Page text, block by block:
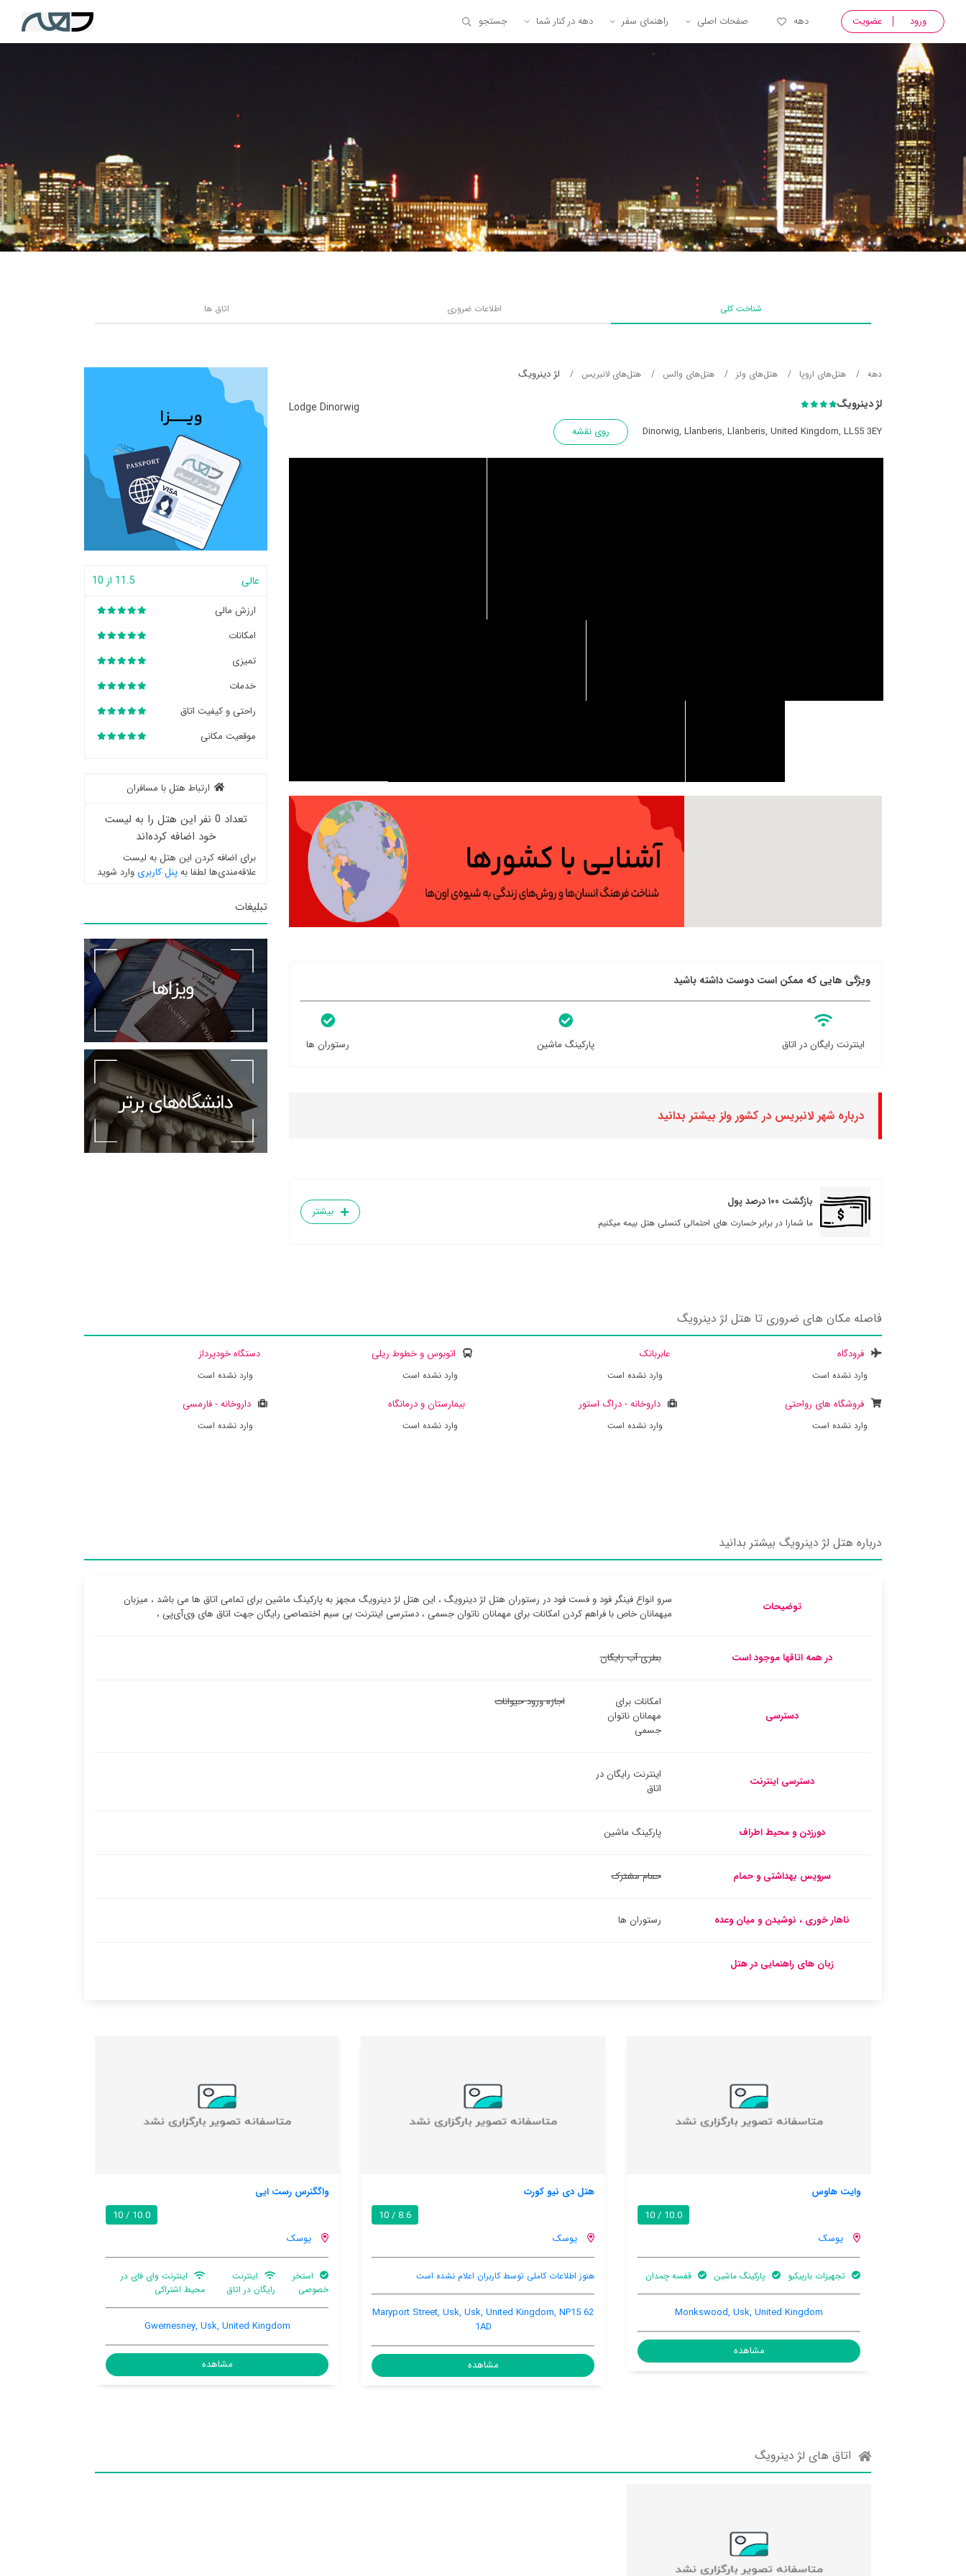
ورود عضویت دهه صفحات اصلی راهنمای سفر دهه در کنار شما جستجو
شناخت کلی اطلاعات ضروری اتاق ها
دهه هتل‌های اروپا هتل‌های ولز هتل‌های والس هتل‌های لانبریس لژ دینرویگ
لژ دینرویگ Lodge Dinorwig
Dinorwig, Llanberis, Llanberis, United Kingdom, LL55 3EY روی نقشه
ویژگی هایی که ممکن است دوست داشته باشید
اینترنت رایگان در اتاق پارکینگ ماشین رستوران ها
درباره شهر لانبریس در کشور ولز بیشتر بدانید
بازگشت ۱۰۰ درصد پول
ما شمارا در برابر خسارت های احتمالی کنسلی هتل بیمه میکنیم
بیشتر
عالی 11.5 از 10
ارزش مالی
امکانات
تمیزی
خدمات
راحتی و کیفیت اتاق
موقعیت مکانی
ارتباط هتل با مسافران
تعداد 0 نفر این هتل را به لیست
خود اضافه کرده‌اند
برای اضافه کردن این هتل به لیست
علاقه‌مندی‌ها لطفا بهپنل کاربری وارد شوید
تبلیغات
فاصله مکان های ضروری تا هتل لژ دینرویگ
فرودگاه
وارد نشده است
عابربانک
وارد نشده است
اتوبوس و خطوط ریلی
وارد نشده است
دستگاه خودپرداز
وارد نشده است
فروشگاه های رواحتی
وارد نشده است
داروخانه - دراگ استور
وارد نشده است
بیمارستان و درمانگاه
وارد نشده است
داروخانه - فارمسی
وارد نشده است
درباره هتل لژ دینرویگ بیشتر بدانید
توضیحات
سرو انواع فینگر فود و فست فود در رستوران هتل لژ دینرویگ ، این هتل لژ دینرویگ مجهز به پارکینگ ماشین برای تمامی اتاق ها می باشد ، میزبان
میهمانان خاص با فراهم کردن امکانات برای مهمانان ناتوان جسمی ، دسترسی اینترنت بی سیم اختصاصی رایگان جهت اتاق های وی‌آی‌پی ،
در همه اتاقها موجود است بطری آب رایگان
دسترسی
امکانات برای
مهمانان ناتوان
جسمی
اجازه ورود حیوانات
دسترسی اینترنت
اینترنت رایگان در
اتاق
دورزدن و محیط اطراف پارکینگ ماشین
سرویس بهداشتی و حمام حمام مشترک
ناهار خوری ، نوشیدن و میان وعده رستوران ها
زبان های راهنمایی در هتل
قفسه چمدان هنوز اطلاعات کاملی توسط کاربران اعلام نشده است
62 Maryport Street, Usk, Usk, United Kingdom, NP15
مشاهده
استخر
اینترنت
اینترنت وای فای در
محیط اشتراکی
مشاهده
تجهیزات باربیکیو قفسه چمدان
Raglan, Usk, United Kingdom
مشاهده
اتاق های لژ دینرویگ